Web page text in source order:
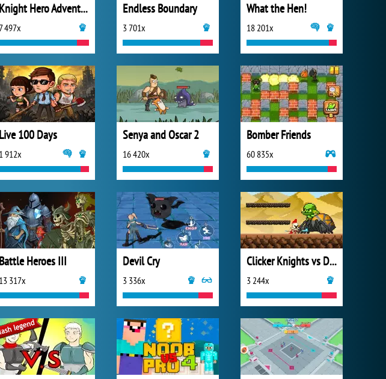
Knight Hero Adventure Idle RPG
497x
Endless Boundary
3 701x
What the Hen!
18 201x
Live 100 Days
1 912x
Senya and Oscar 2
16 420x
Bomber Friends
60 835x
Battle Heroes III
13 317x
Devil Cry
3 336x
Clicker Knights vs Dragons
3 244x